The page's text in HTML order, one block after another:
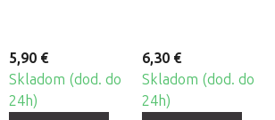
5,90 €
Skladom (dod. do
24h)
6,30 €
Skladom (dod. do
24h)